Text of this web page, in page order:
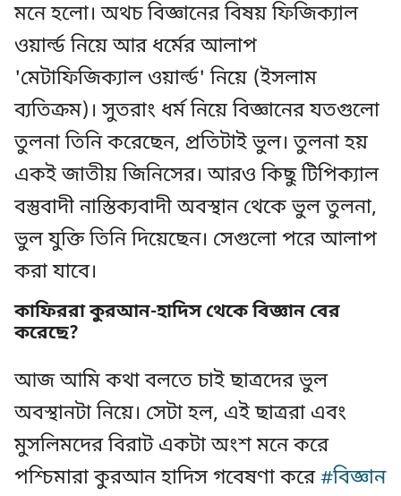
মনে হলো। অথচ বিজ্ঞানের বিষয় ফিজিক্যাল
ওয়ার্ল্ড নিয়ে আর ধর্মের আলাপ
'মেটাফিজিক্যাল ওয়ার্ল্ড' নিয়ে (ইসলাম
ব্যতিক্রম)। সুতরাং ধর্ম নিয়ে বিজ্ঞানের যতগুলো
তুলনা তিনি করেছেন, প্রতিটাই ভুল। তুলনা হয়
একই জাতীয় জিনিসের। আরও কিছু টিপিক্যাল
বস্তুবাদী নাস্তিক্যবাদী অবস্থান থেকে ভুল তুলনা,
ভুল যুক্তি তিনি দিয়েছেন। সেগুলো পরে আলাপ
করা যাবে।
কাফিররা কুরআন-হাদিস থেকে বিজ্ঞান বের
করেছে?
আজ আমি কথা বলতে চাই ছাত্রদের ভুল
অবস্থানটা নিয়ে। সেটা হল, এই ছাত্ররা এবং
মুসলিমদের বিরাট একটা অংশ মনে করে
পশ্চিমারা কুরআন হাদিস গবেষণা করে#বিজ্ঞান